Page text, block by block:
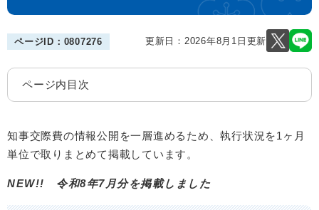
ページID：0807276 更新日：2026年8月1日更新
ページ内目次
知事交際費の情報公開を一層進めるため、執行状況を1ヶ月
単位で取りまとめて掲載しています。
NEW!! 令和8年7月分を掲載しました